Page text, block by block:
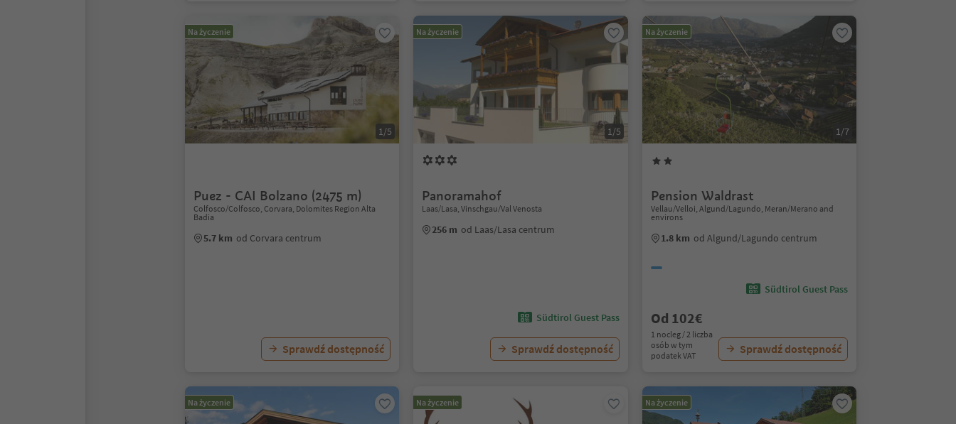
Na życzenie
1/5
Puez - CAI Bolzano (2475 m)
Colfosco/Colfosco, Corvara, Dolomites Region Alta
Badia
5.7 km od Corvara centrum
Sprawdź dostępność
Na życzenie
1/5
Panoramahof
Laas/Lasa, Vinschgau/Val Venosta
256 m od Laas/Lasa centrum
Südtirol Guest Pass
Sprawdź dostępność
Na życzenie
1/7
Pension Waldrast
Vellau/Velloi, Algund/Lagundo, Meran/Merano and
environs
1.8 km od Algund/Lagundo centrum
Südtirol Guest Pass
Od 102€
1 nocleg / 2 liczba
osób w tym
podatek VAT
Sprawdź dostępność
Na życzenie Na życzenie Na życzenie